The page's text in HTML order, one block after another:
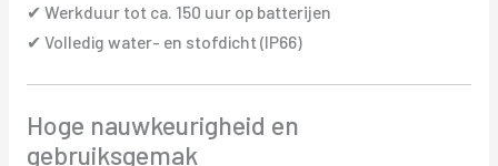
✔ Werkduur tot ca. 150 uur op batterijen
✔ Volledig water- en stofdicht (IP66)
Hoge nauwkeurigheid en
gebruiksgemak